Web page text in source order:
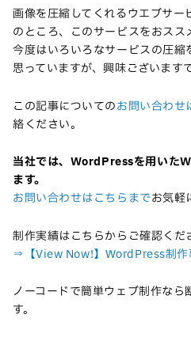
画像を圧縮してくれるウエブサー
のところ、このサービスをおスス
今度はいろいろなサービスの圧縮
思っていますが、興味ございます
この記事についてのお問い合わせ
絡ください。
当社では、WordPressを用いた
ます。
お問い合わせはこちらまでお気軽
制作実績はこちらからご確認くだ
⇒【View Now!】WordPress制作
ノーコードで簡単ウェブ制作なら
す。